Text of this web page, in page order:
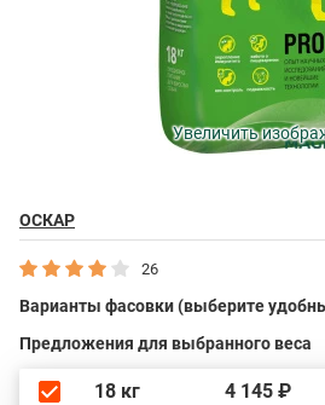
ОСКАР
Увеличить
26
Варианты фасовки (выберите
Предложения для выбранного веса
18 кг 4 145 ₽